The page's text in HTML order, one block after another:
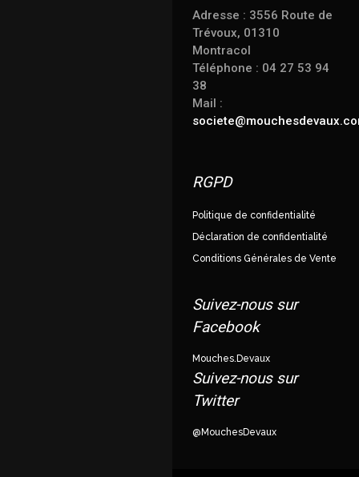
Adresse : 3556 Route de
Trévoux, 01310
Montracol
Téléphone : 04 27 53 94
38
Mail :
RGPD
Politique de confidentialité
Déclaration de confidentialité
Conditions Générales de Vente
Suivez-nous sur
Facebook
Mouches.Devaux
Suivez-nous sur
Twitter
@MouchesDevaux